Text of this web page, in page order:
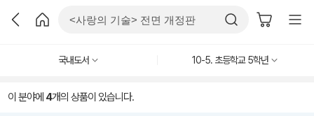
국내도서 10-5. 초등학교 5학년
이 분야에 4개의 상품이 있습니다.